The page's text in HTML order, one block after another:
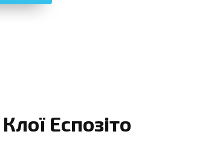
Еспозіто